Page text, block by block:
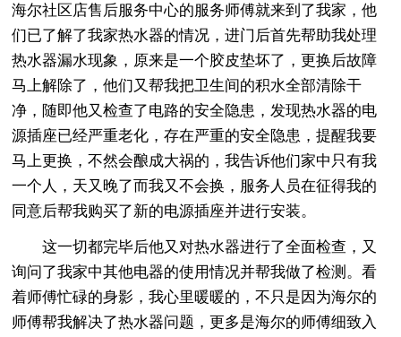
海尔社区店售后服务中心的服务师傅就来到了我家，他
们已了解了我家热水器的情况，进门后首先帮助我处理
热水器漏水现象，原来是一个胶皮垫坏了，更换后故障
马上解除了，他们又帮我把卫生间的积水全部清除干
净，随即他又检查了电路的安全隐患，发现热水器的电
源插座已经严重老化，存在严重的安全隐患，提醒我要
马上更换，不然会酿成大祸的，我告诉他们家中只有我
一个人，天又晚了而我又不会换，服务人员在征得我的
同意后帮我购买了新的电源插座并进行安装。
这一切都完毕后他又对热水器进行了全面检查，又
询问了我家中其他电器的使用情况并帮我做了检测。看
着师傅忙碌的身影，我心里暖暖的，不只是因为海尔的
师傅帮我解决了热水器问题，更多是海尔的师傅细致入